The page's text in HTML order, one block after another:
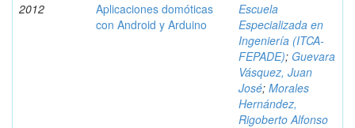
2012
Aplicaciones domóticas
con Android y Arduino
Escuela
Especializada en
Ingeniería (ITCA-
FEPADE); Guevara
Vásquez, Juan
José; Morales
Hernández,
Rigoberto Alfonso